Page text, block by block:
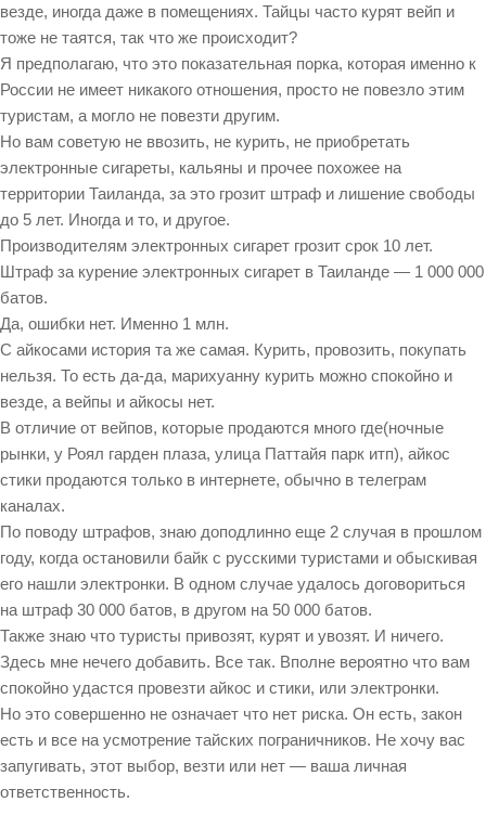
везде, иногда даже в помещениях. Тайцы часто курят вейп и
тоже не таятся, так что же происходит?
Я предполагаю, что это показательная порка, которая именно к
России не имеет никакого отношения, просто не повезло этим
туристам, а могло не повезти другим.
Но вам советую не ввозить, не курить, не приобретать
электронные сигареты, кальяны и прочее похожее на
территории Таиланда, за это грозит штраф и лишение свободы
до 5 лет. Иногда и то, и другое.
Производителям электронных сигарет грозит срок 10 лет.
Штраф за курение электронных сигарет в Таиланде — 1 000 000
батов.
Да, ошибки нет. Именно 1 млн.
С айкосами история та же самая. Курить, провозить, покупать
нельзя. То есть да-да, марихуанну курить можно спокойно и
везде, а вейпы и айкосы нет.
В отличие от вейпов, которые продаются много где(ночные
рынки, у Роял гарден плаза, улица Паттайя парк итп), айкос
стики продаются только в интернете, обычно в телеграм
каналах.
По поводу штрафов, знаю доподлинно еще 2 случая в прошлом
году, когда остановили байк с русскими туристами и обыскивая
его нашли электронки. В одном случае удалось договориться
на штраф 30 000 батов, в другом на 50 000 батов.
Также знаю что туристы привозят, курят и увозят. И ничего.
Здесь мне нечего добавить. Все так. Вполне вероятно что вам
спокойно удастся провезти айкос и стики, или электронки.
Но это совершенно не означает что нет риска. Он есть, закон
есть и все на усмотрение тайских пограничников. Не хочу вас
запугивать, этот выбор, везти или нет — ваша личная
ответственность.